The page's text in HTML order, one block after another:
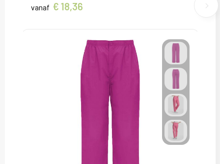
vanaf € 18,36